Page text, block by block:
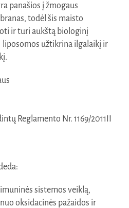
panašios į žmogaus
todėl šis maisto
ir turi aukštą biologinį
liposomos užtikrina ilgalaikį ir
Reglamento Nr. 1169/2011II
sistemos veiklą,
oksidacinės pažaidos ir